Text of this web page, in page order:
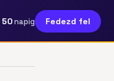
50napig Fedezd fel